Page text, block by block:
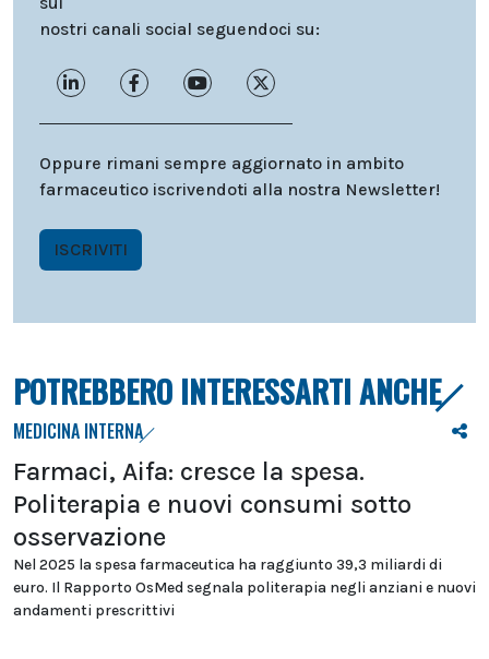
nostri canali social seguendoci su:
Oppure rimani sempre aggiornato in ambito
farmaceutico iscrivendoti alla nostra Newsletter!
ISCRIVITI
POTREBBERO INTERESSARTI ANCHE
MEDICINA INTERNA
Farmaci, Aifa: cresce la spesa.
Politerapia e nuovi consumi sotto
osservazione
Nel 2025 la spesa farmaceutica ha raggiunto 39,3 miliardi di
euro. Il Rapporto OsMed segnala politerapia negli anziani e nuovi
andamenti prescrittivi